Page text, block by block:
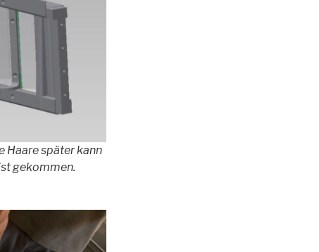
Haare später kann
gekommen.